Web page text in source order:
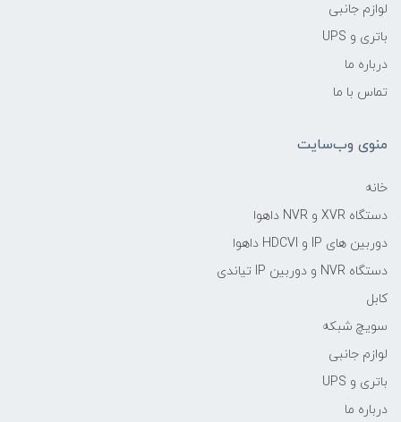
لوازم جانبی
باتری و UPS
درباره ما
تماس با ما
منوی وب‌سایت
خانه
دستگاه XVR و NVR داهوا
دوربین های IP و HDCVI داهوا
دستگاه NVR و دوربین IP تیاندی
کابل
سویچ شبکه
لوازم جانبی
باتری و UPS
درباره ما